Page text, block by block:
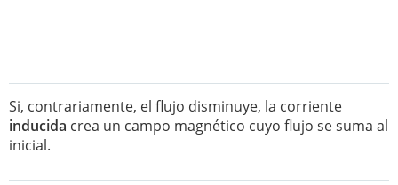
Si, contrariamente, el flujo disminuye, la corriente
inducida crea un campo magnético cuyo flujo se suma al
inicial.